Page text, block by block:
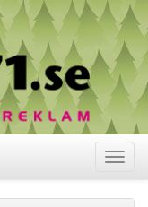
Visa
meny